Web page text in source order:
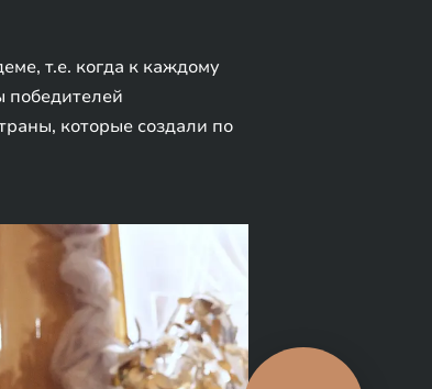
т.е. когда к каждому
победителей
которые создали по